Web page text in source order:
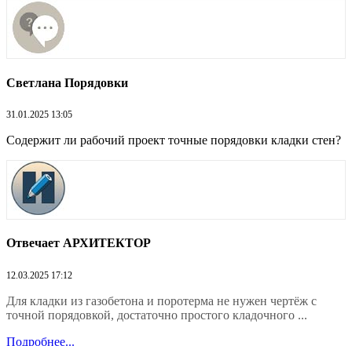
Светлана Порядовки
31.01.2025 13:05
Содержит ли рабочий проект точные порядовки кладки стен?
Отвечает АРХИТЕКТОР
12.03.2025 17:12
Для кладки из газобетона и поротерма не нужен чертёж с
точной порядовкой, достаточно простого кладочного ...
Подробнее...